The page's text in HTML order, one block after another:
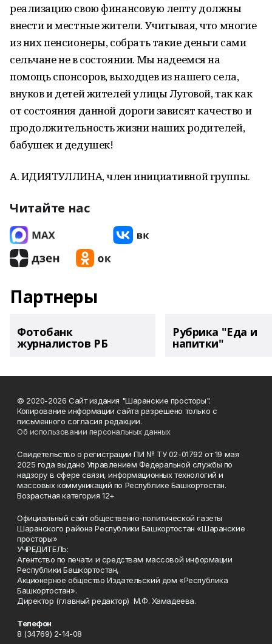
реализацию свою финансовую лепту должны
внести и местные жители. Учитывая, что многие
из них пенсионеры, собрать такие деньги сами
сельчане не в состоянии. Мы надеемся на
помощь спонсоров, выходцев из нашего села,
внуков и детей жителей улицы Луговой, так как
от состояния данной дороги зависят качество и
продолжительность жизни наших родителей,
бабушек и дедушек!
А. ИДИЯТУЛЛИНА, член инициативной группы.
Читайте нас
Партнеры
Фотобанк
журналистов РБ
Рубрика "Еда и
напитки"
© 2020-2026 Сайт издания "Шаранские просторы".
Копирование информации сайта разрешено только с
письменного согласия редакции.
Об использовании персональных данных
Свидетельство о регистрации ПИ № ТУ 02-01792 от 19 мая
2025 года выдано Управлением Федеральной службы по
надзору в сфере связи, информационных технологий и
массовых коммуникаций по Республике Башкортостан.
Возрастная категория 12+
Официальный сайт общественно-политической газеты
Шаранского района Республики Башкортостан «Шаранские
просторы»
УЧРЕДИТЕЛЬ:
Агентство по печати и средствам массовой информации
Республики Башкортостан,
Акционерное общество Издательский дом «Республика
Башкортостан».
Директор (главный редактор) М.Ф. Хамадеева.
Телефон
8 (34769) 2-14-08